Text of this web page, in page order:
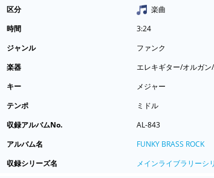
区分
楽曲
時間
3:24
ジャンル
ファンク
楽器
エレキギター/オルガ
キー
メジャー
テンポ
ミドル
収録アルバムNo.
AL-843
アルバム名
FUNKY BRASS ROCK
収録シリーズ名
メインライブラリーシ